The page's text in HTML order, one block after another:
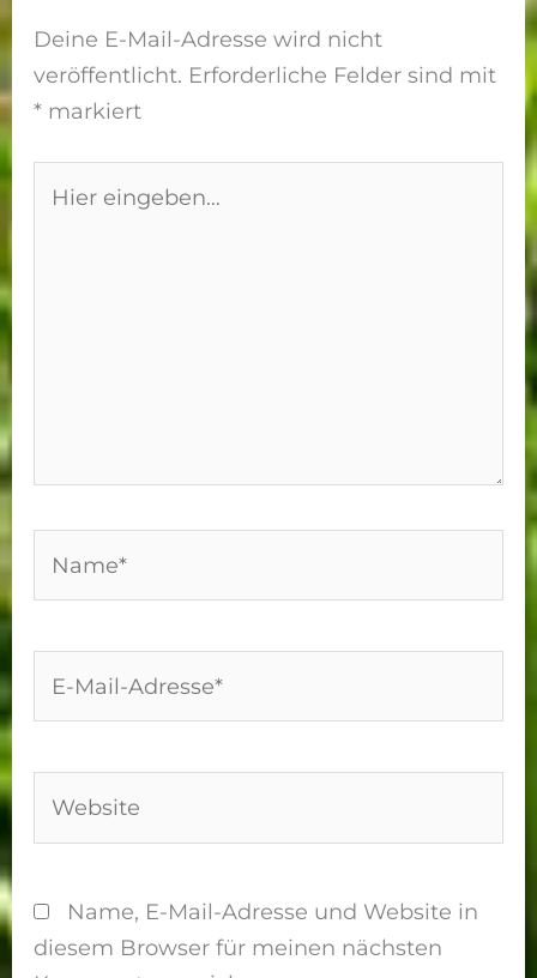
Deine E-Mail-Adresse wird nicht
veröffentlicht. Erforderliche Felder sind mit
* markiert
eingeben…
Mail-
Name, E-Mail-Adresse und Website in
diesem Browser für meinen nächsten